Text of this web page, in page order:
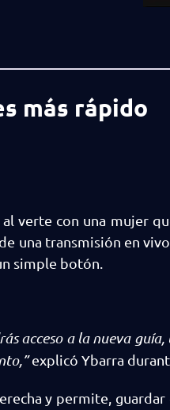
más rápido
verte con una mujer
una transmisión en
simple botón.
acceso a la nueva
explicó Ybarra
y permite,